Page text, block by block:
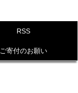
RSS
ご寄付のお願い